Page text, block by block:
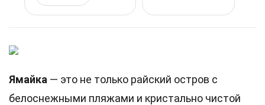
Ямайка — это не только райский остров с
белоснежными пляжами и кристально чистой